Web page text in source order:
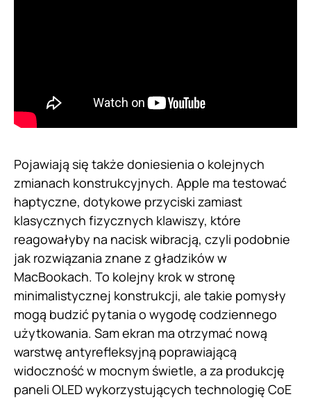
Pojawiają się także doniesienia o kolejnych
zmianach konstrukcyjnych. Apple ma testować
haptyczne, dotykowe przyciski zamiast
klasycznych fizycznych klawiszy, które
reagowałyby na nacisk wibracją, czyli podobnie
jak rozwiązania znane z gładzików w
MacBookach. To kolejny krok w stronę
minimalistycznej konstrukcji, ale takie pomysły
mogą budzić pytania o wygodę codziennego
użytkowania. Sam ekran ma otrzymać nową
warstwę antyrefleksyjną poprawiającą
widoczność w mocnym świetle, a za produkcję
paneli OLED wykorzystujących technologię CoE